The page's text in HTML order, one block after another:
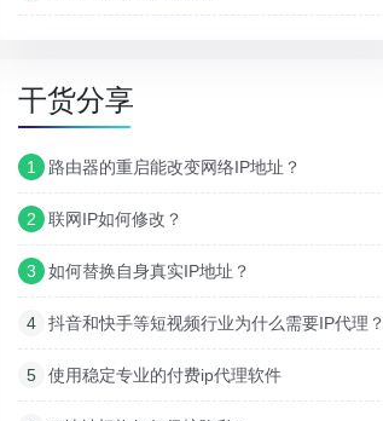
干货分享
1 路由器的重启能改变网络IP地址？
2 联网IP如何修改？
3 如何替换自身真实IP地址？
4 抖音和快手等短视频行业为什么需要IP代理？
5 使用稳定专业的付费ip代理软件